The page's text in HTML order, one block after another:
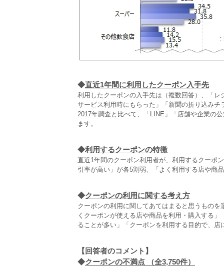
◆直近1年間に利用したクーポン入手先
利用したクーポンの入手先は（複数回答）、「
サービス利用時にもらった」「新聞の折り込み
2017年調査と比べて、「LINE」「店舗や企業の
ます。
◆利用するクーポンの特徴
直近1年間のクーポン利用者が、利用するクーポ
引率が高い」が各5割弱、「よく利用する店や商
◆クーポンの利用に関する考え方
クーポンの利用に関してあてはまると思うもの
くクーポンが使える店や商品を利用・購入する
ることが多い」「クーポンを利用する目的で、
【回答者のコメント】
◆クーポンの不満点 （全3,750件）